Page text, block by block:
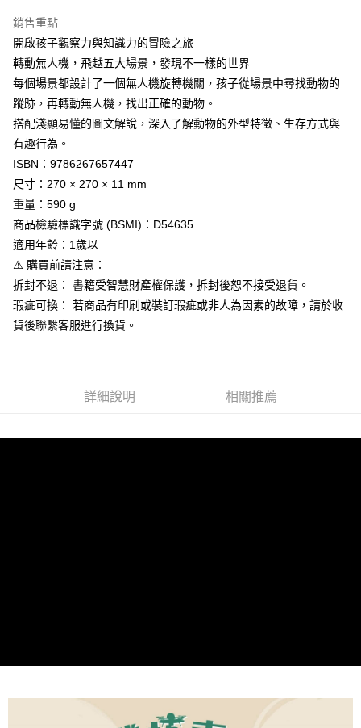
２．訂單成立數日內，您將收到繳費通知簡訊。
３．收到繳費通知簡訊後14天內，點擊此簡訊中的連結，可透過四大超商／
ATM／網路銀行／等多元方式進行付款，方視為交易完成。
※ 請注意：結帳手續完成當下不需立刻繳費，但若您需要取消訂單，請聯絡
後付繳納相關費用。
※ 交易是否成功請以「AFTEE先享後付 」之結帳頁面顯示為準，若有關於
是否繳費成功／繳費後需取消欲退款等相關疑問，請聯繫「AFTEE先享後付
客戶支援中心」 https://netprotections.freshdesk.com/support/home
【注意事項】
１．透過由恩沛科技股份有限公司提供之「AFTEE先享後付」服務完成之交
易，需依本服務之必要範圍內提供個人資料，並將交易相關給付款項請求債
權轉讓予恩沛科技股份有限公司。
２．關於個人資料處理事宜，請瀏覽以下網址：
https://aftee.tw/terms/#terms3
３．未成年的使用者請事先徵得法定代理人或監護人之同意方可使用
「AFTEE先享後付」，若未經同意申辦者引起之損失，本公司不負相關責
任。
４．使用「AFTEE先享後付」時，將依據個別帳號之用戶狀況，依本公司即
時審查核予不同之上限額度；若仍有額度不足之情形，本公司將視審查結果
請求用戶進行身份認證。
宅配
每筆NT$100，滿NT$999(含以上)免運費
每筆NT$250，滿NT$2,500(含以上)免運費
銷售重點
開啟孩子觀察力與知識力的冒險之旅
轉動無人機，飛越五大場景，發現不一樣的世界
每個場景都設計了一個無人機旋轉機關，孩子從場景中尋找動物的
蹤跡，再轉動無人機，找出正確的動物。
搭配淺顯易懂的圖文解說，深入了解動物的外型特徵、生存方式與
有趣行為。
ISBN：9786267657447
尺寸：270 × 270 × 11 mm
重量：590 g
商品檢驗標識字號 (BSMI)：D54635
適用年齡：1歲以
⚠️ 購買前請注意：
拆封不退： 書籍受智慧財產權保護，拆封後恕不接受退貨。
瑕疵可換： 若商品有印刷或裝訂瑕疵或非人為因素的故障，請於收
貨後聯繫客服進行換貨。
詳細說明 相關推薦